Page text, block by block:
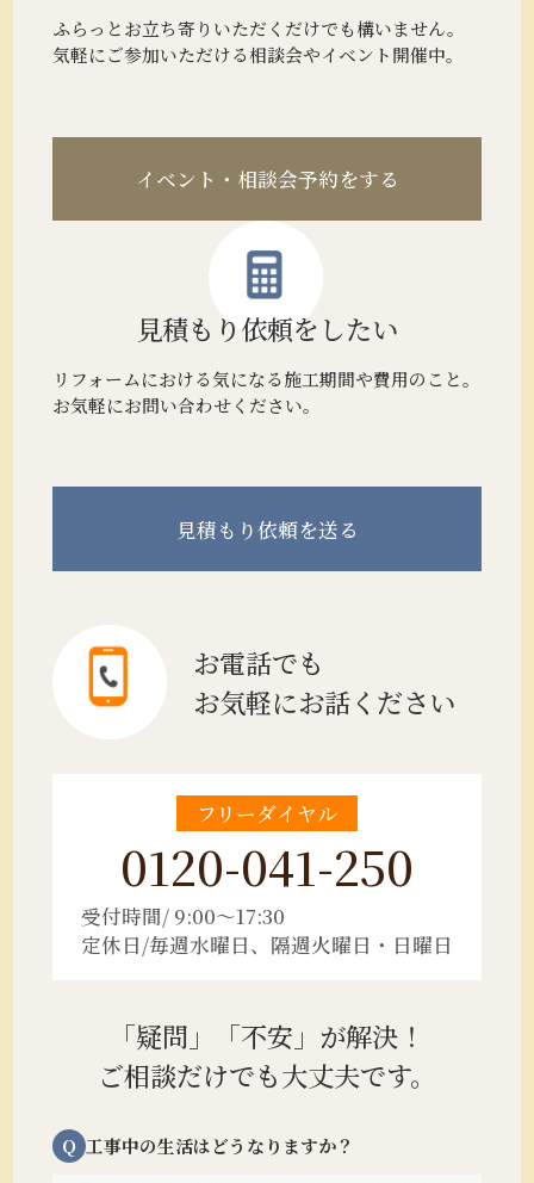
ふらっとお立ち寄りいただくだけでも構いません。
気軽にご参加いただける相談会やイベント開催中。
イベント・相談会予約をする
見積もり依頼をしたい
リフォームにおける気になる施工期間や費用のこと。
お気軽にお問い合わせください。
見積もり依頼を送る
お電話でも
お気軽にお話ください
フリーダイヤル
0120-041-250
受付時間/ 9:00～17:30
定休日/毎週水曜日、隔週火曜日・日曜日
「疑問」「不安」が解決！
ご相談だけでも大丈夫です。
Q 工事中の生活はどうなりますか？